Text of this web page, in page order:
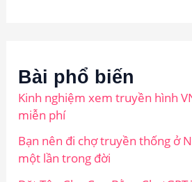
Bài phổ biến
Kinh nghiệm xem truyền hình
miễn phí
Bạn nên đi chợ truyền thống ở
một lần trong đời